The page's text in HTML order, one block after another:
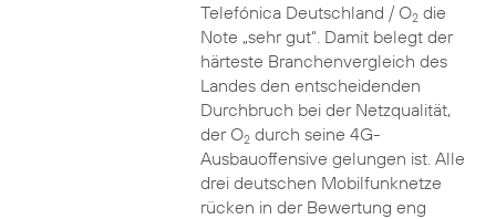
Telefónica Deutschland / O2die
Note „sehr gut“. Damit belegt der
härteste Branchenvergleich des
Landes den entscheidenden
Durchbruch bei der Netzqualität,
der O2durch seine 4G-
Ausbauoffensive gelungen ist. Alle
drei deutschen Mobilfunknetze
rücken in der Bewertung eng